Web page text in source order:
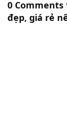
0
đẹp, giá rẻ